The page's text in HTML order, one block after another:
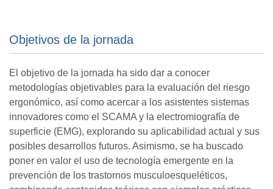
Objetivos de la jornada
El objetivo de la jornada ha sido dar a conocer
metodologías objetivables para la evaluación del riesgo
ergonómico, así como acercar a los asistentes sistemas
innovadores como el SCAMA y la electromiografía de
superficie (EMG), explorando su aplicabilidad actual y sus
posibles desarrollos futuros. Asimismo, se ha buscado
poner en valor el uso de tecnología emergente en la
prevención de los trastornos musculoesqueléticos,